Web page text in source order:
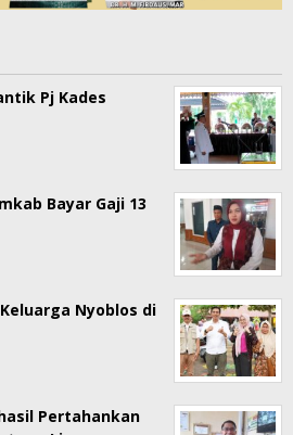
Pj Kades
Bayar Gaji 13
Nyoblos di
Pertahankan